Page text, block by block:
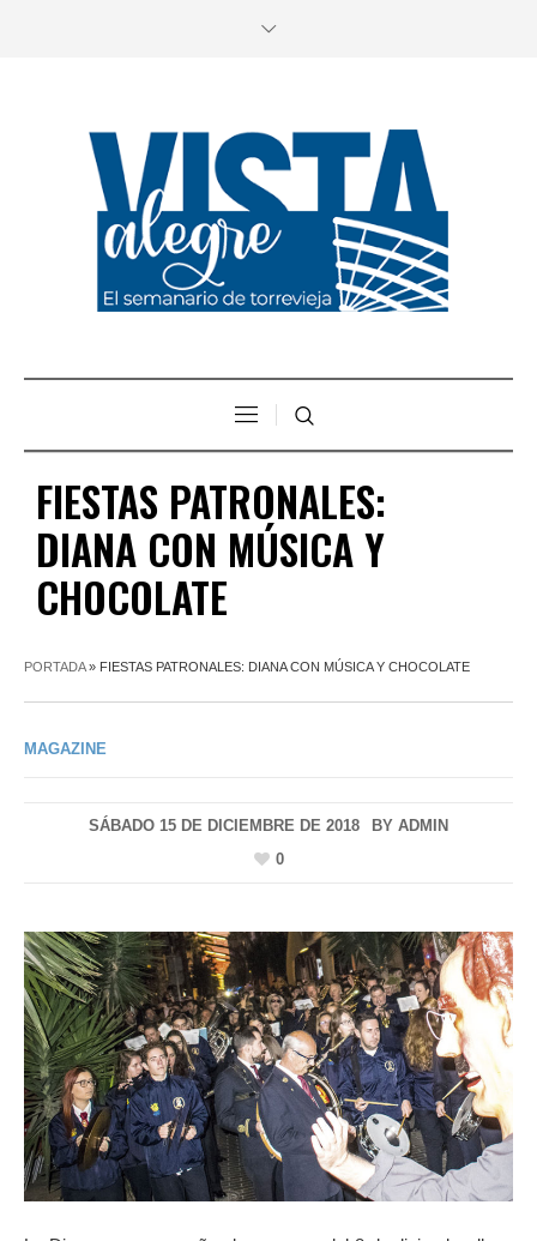
FIESTAS PATRONALES:
DIANA CON MÚSICA Y
CHOCOLATE
PORTADA» FIESTAS PATRONALES: DIANA CON MÚSICA Y CHOCOLATE
MAGAZINE
SÁBADO 15 DE DICIEMBRE DE 2018 BY ADMIN
0